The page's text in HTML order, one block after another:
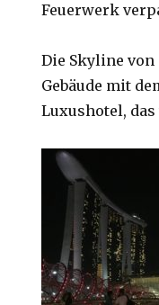
Feuerwerk
Die Skyline von
Gebäude mit
Luxushotel,